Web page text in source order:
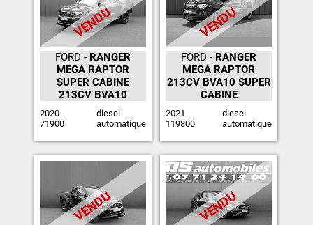
VENDU
FORD - RANGER
MEGA RAPTOR
SUPER CABINE
213CV BVA10
2020
71900
diesel
automatique
VENDU
FORD - RANGER
MEGA RAPTOR
213CV BVA10 SUPER
CABINE
2021
119800
diesel
automatique
VENDU VENDU